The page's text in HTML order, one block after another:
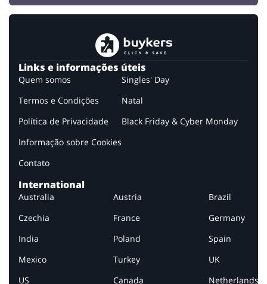
Links e informações úteis
Quem somos
Termos e Condições
Política de Privacidade
Informação sobre Cookies
Contato
Singles' Day
Natal
Black Friday & Cyber Monday
International
Australia Austria
Brazil
Czechia
France
Germany
India
Poland
Spain
Mexico
Turkey
UK
US
Canada Netherlands